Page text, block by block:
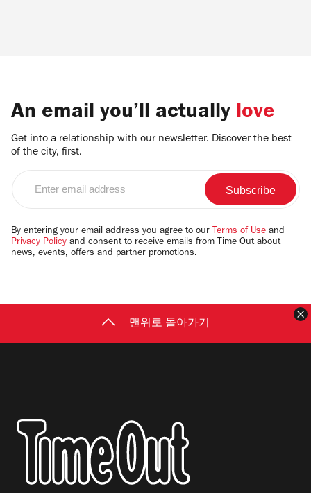
An email you’ll actually love
Get into a relationship with our newsletter. Discover the best
of the city, first.
email
By entering your email address you agree to our Terms of Use and
Privacy Policy and consent to receive emails from Time Out about
news, events, offers and partner promotions.
맨위로 돌아가기